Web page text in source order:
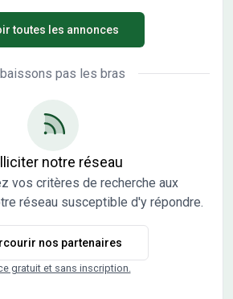
Vente directe par
commission d'agence.
toutes les annonces
pas les bras
notre réseau
vos critères de recherche aux
réseau susceptible d'y répondre.
nos partenaires
gratuit et sans inscription.